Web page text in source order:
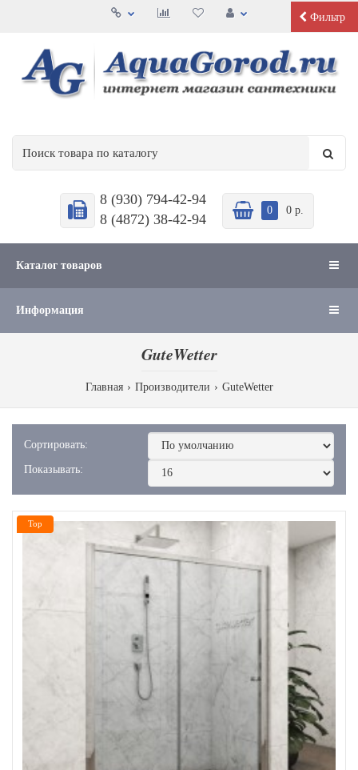
Фильтр
8 (930) 794-42-94
8 (4872) 38-42-94
0 0 р.
Каталог товаров
Информация
GuteWetter
Главная Производители GuteWetter
Сортировать:
Показывать:
Top